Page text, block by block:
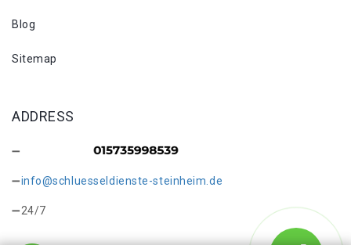
Blog
Sitemap
ADDRESS
info@schluesseldienste-steinheim.de
24/7